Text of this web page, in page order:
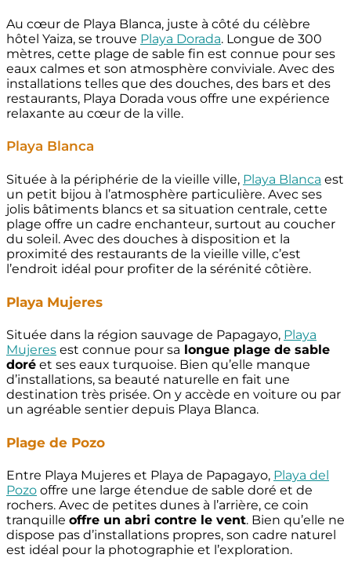
Au cœur de Playa Blanca, juste à côté du célèbre
hôtel Yaiza, se trouve Playa Dorada. Longue de 300
mètres, cette plage de sable fin est connue pour ses
eaux calmes et son atmosphère conviviale. Avec des
installations telles que des douches, des bars et des
restaurants, Playa Dorada vous offre une expérience
relaxante au cœur de la ville.
Playa Blanca
Située à la périphérie de la vieille ville, Playa Blanca est
un petit bijou à l’atmosphère particulière. Avec ses
jolis bâtiments blancs et sa situation centrale, cette
plage offre un cadre enchanteur, surtout au coucher
du soleil. Avec des douches à disposition et la
proximité des restaurants de la vieille ville, c’est
l’endroit idéal pour profiter de la sérénité côtière.
Playa Mujeres
Située dans la région sauvage de Papagayo, Playa
Mujeres est connue pour sa longue plage de sable
doré et ses eaux turquoise. Bien qu’elle manque
d’installations, sa beauté naturelle en fait une
destination très prisée. On y accède en voiture ou par
un agréable sentier depuis Playa Blanca.
Plage de Pozo
Entre Playa Mujeres et Playa de Papagayo, Playa del
Pozo offre une large étendue de sable doré et de
rochers. Avec de petites dunes à l’arrière, ce coin
tranquille offre un abri contre le vent. Bien qu’elle ne
dispose pas d’installations propres, son cadre naturel
est idéal pour la photographie et l’exploration.